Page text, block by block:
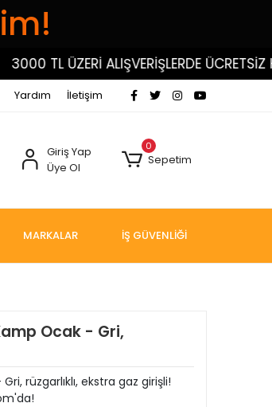
ÜZERİ ALIŞVERİŞLERDE ÜCRETSİZ
Yardım İletişim
Giriş Yap
Üye Ol
0
Sepetim
MARKALAR İŞ GÜVENLİĞİ
Ocak - Gri,
rüzgarlıklı, ekstra gaz girişli!